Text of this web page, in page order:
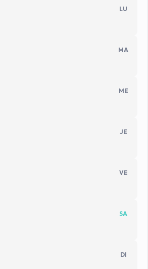
LU
MA
ME
JE
VE
SA
DI